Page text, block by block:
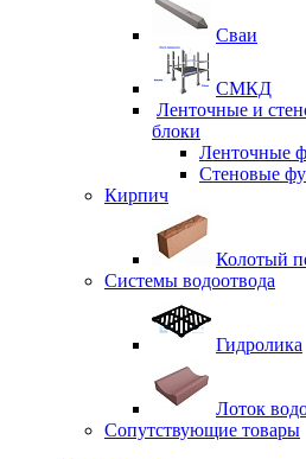
Сваи
СМКД
Ленточные и
блоки
Ленточные
Стеновые
Кирпич
Колотый
Системы водоотвода
Гидролика
Лоток
Сопутствующие товары